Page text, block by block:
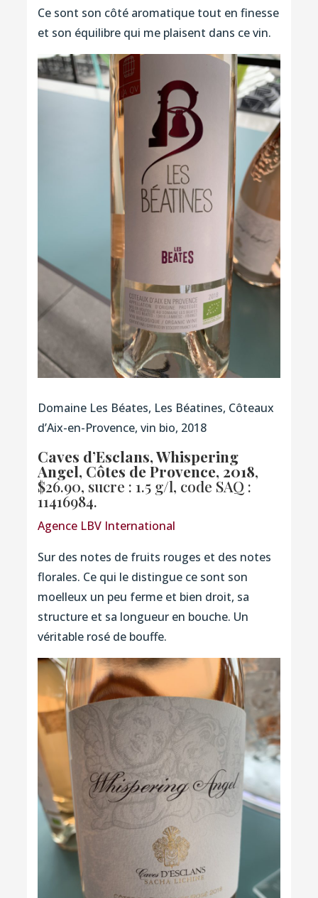
Ce sont son côté aromatique tout en finesse
et son équilibre qui me plaisent dans ce vin.
Domaine Les Béates, Les Béatines, Côteaux
d’Aix-en-Provence, vin bio, 2018
Caves d’Esclans, Whispering
Angel, Côtes de Provence, 2018,
$26.90, sucre : 1.5 g/l, code SAQ :
11416984.
Agence LBV International
Sur des notes de fruits rouges et des notes
florales. Ce qui le distingue ce sont son
moelleux un peu ferme et bien droit, sa
structure et sa longueur en bouche. Un
véritable rosé de bouffe.